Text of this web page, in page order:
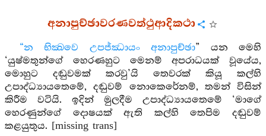
අනාපුච්ඡාවරණවත්ථුආදිකථා
“න භික්‍ඛවෙ උපජ්ඣායං අනාපුච්ඡා” යන මෙහි
‘යුෂ්මතුන්ගේ හෙරණහුට මෙනම් අපරාධයක් වූයේය,
මොහුට දඬුවමක් කරවු’යි තෙවරක් කියූ කල්හි
උපාද්ධ්‍යායතෙමේ, දඬුවම් නොකෙරේනම්, තමන් විසින්
කිරීම වටියි. ඉදින් මුලදීම උපාද්ධ්‍යායතෙමේ ‘මාගේ
හෙරණුන්ගේ දොෂයක් ඇති කල්හි තෙපිම දඬුවම්
කළයුතුය. [missing trans]